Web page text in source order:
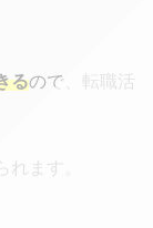
るので、転職活
ます。